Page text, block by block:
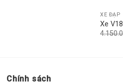
XE ĐẠP
Xe
Chính sách